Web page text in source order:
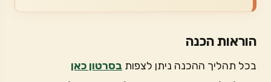
הוראות הכנה
בכל תהליך ההכנה ניתן לצפות בסרטון כאן